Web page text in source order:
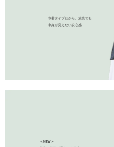
巾着タイプだから、旅先でも
中身が見えない安心感
＜NEW＞